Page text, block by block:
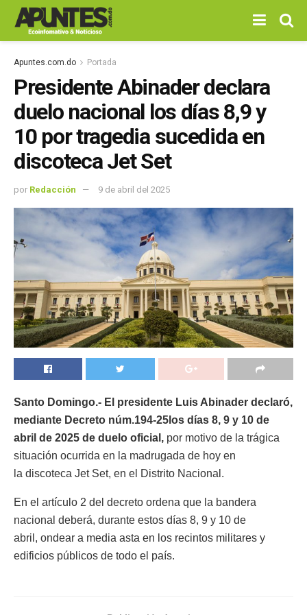
Apuntes.com.do Portada
Presidente Abinader declara
duelo nacional los días 8,9 y
10 por tragedia sucedida en
discoteca Jet Set
por Redacción 9 de abril del 2025
Santo Domingo.- El presidente Luis Abinader declaró,
mediante Decreto núm.194-25los días 8, 9 y 10 de
abril de 2025 de duelo oficial, por motivo de la trágica
situación ocurrida en la madrugada de hoy en
la discoteca Jet Set, en el Distrito Nacional.
En el artículo 2 del decreto ordena que la bandera
nacional deberá, durante estos días 8, 9 y 10 de
abril, ondear a media asta en los recintos militares y
edificios públicos de todo el país.